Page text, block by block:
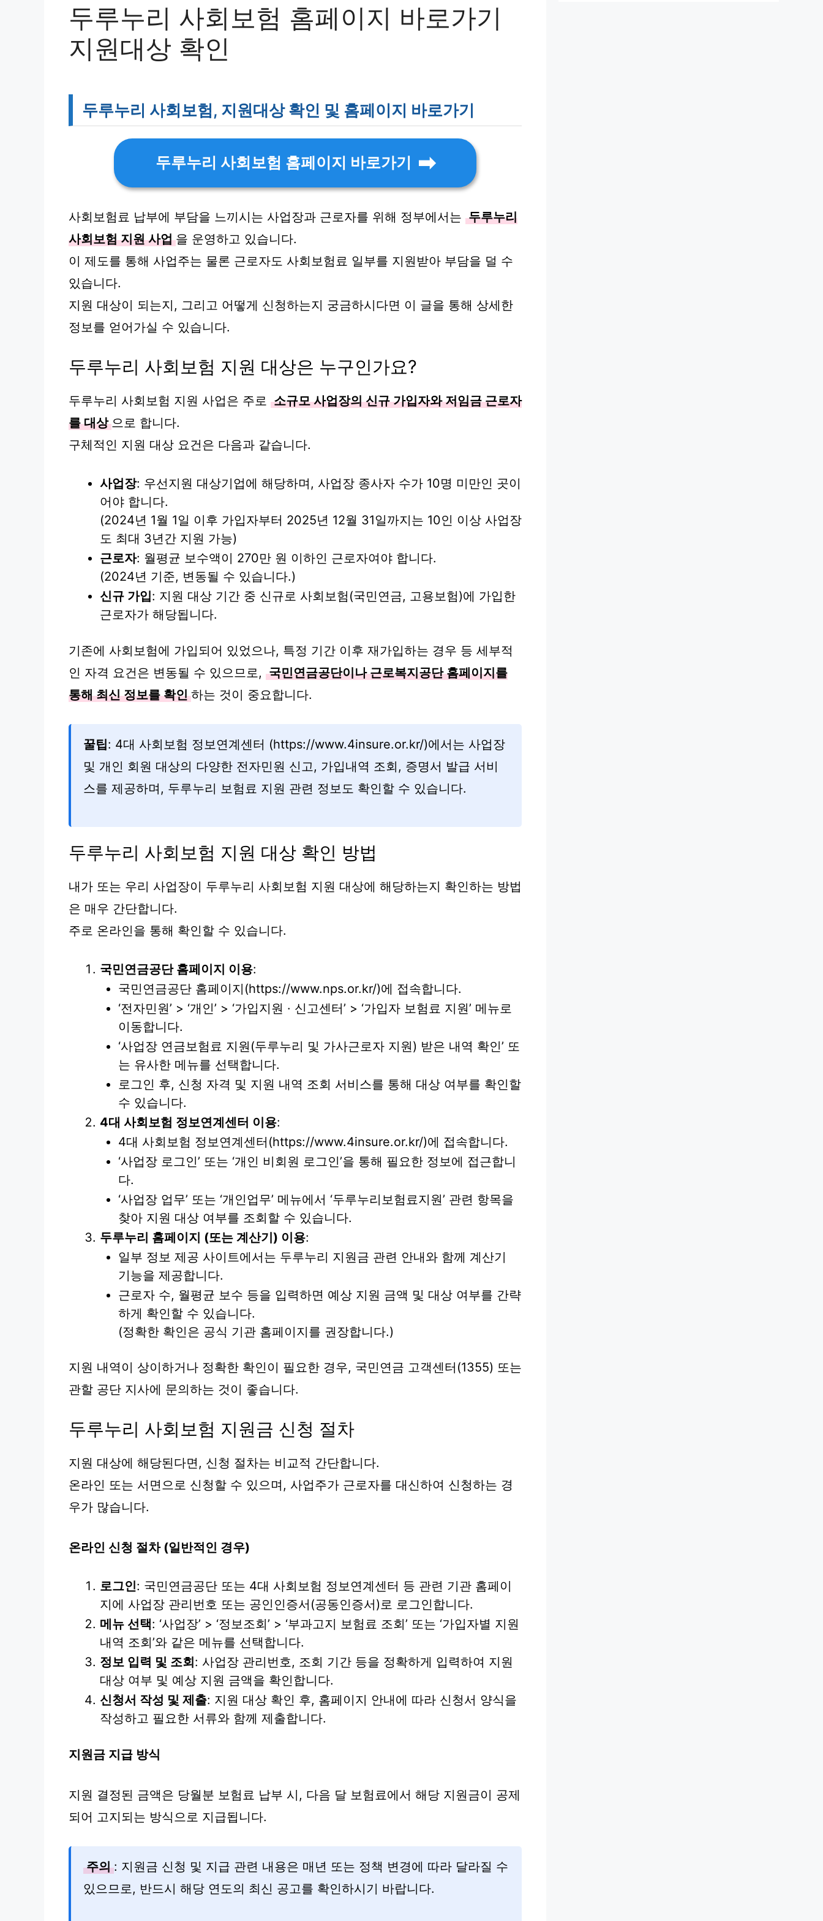
두루누리 사회보험 홈페이지 바로가기
지원대상 확인
두루누리 사회보험, 지원대상 확인 및 홈페이지 바로가기
두루누리 사회보험 홈페이지 바로가기
사회보험료 납부에 부담을 느끼시는 사업장과 근로자를 위해 정부에서는 두루누리
사회보험 지원 사업 을 운영하고 있습니다.
이 제도를 통해 사업주는 물론 근로자도 사회보험료 일부를 지원받아 부담을 덜 수
있습니다.
지원 대상이 되는지, 그리고 어떻게 신청하는지 궁금하시다면 이 글을 통해 상세한
정보를 얻어가실 수 있습니다.
두루누리 사회보험 지원 대상은 누구인가요?
두루누리 사회보험 지원 사업은 주로 소규모 사업장의 신규 가입자와 저임금 근로자
를 대상 으로 합니다.
구체적인 지원 대상 요건은 다음과 같습니다.
사업장: 우선지원 대상기업에 해당하며, 사업장 종사자 수가 10명 미만인 곳이
어야 합니다.
(2024년 1월 1일 이후 가입자부터 2025년 12월 31일까지는 10인 이상 사업장
도 최대 3년간 지원 가능)
근로자: 월평균 보수액이 270만 원 이하인 근로자여야 합니다.
(2024년 기준, 변동될 수 있습니다.)
신규 가입: 지원 대상 기간 중 신규로 사회보험(국민연금, 고용보험)에 가입한
근로자가 해당됩니다.
기존에 사회보험에 가입되어 있었으나, 특정 기간 이후 재가입하는 경우 등 세부적
인 자격 요건은 변동될 수 있으므로, 국민연금공단이나 근로복지공단 홈페이지를
통해 최신 정보를 확인 하는 것이 중요합니다.
꿀팁: 4대 사회보험 정보연계센터 (https://www.4insure.or.kr/)에서는 사업장
및 개인 회원 대상의 다양한 전자민원 신고, 가입내역 조회, 증명서 발급 서비
스를 제공하며, 두루누리 보험료 지원 관련 정보도 확인할 수 있습니다.
두루누리 사회보험 지원 대상 확인 방법
내가 또는 우리 사업장이 두루누리 사회보험 지원 대상에 해당하는지 확인하는 방법
은 매우 간단합니다.
주로 온라인을 통해 확인할 수 있습니다.
국민연금공단 홈페이지 이용:
국민연금공단 홈페이지(https://www.nps.or.kr/)에 접속합니다.
‘전자민원’ > ‘개인’ > ‘가입지원 · 신고센터’ > ‘가입자 보험료 지원’ 메뉴로
이동합니다.
‘사업장 연금보험료 지원(두루누리 및 가사근로자 지원) 받은 내역 확인’ 또
는 유사한 메뉴를 선택합니다.
로그인 후, 신청 자격 및 지원 내역 조회 서비스를 통해 대상 여부를 확인할
수 있습니다.
4대 사회보험 정보연계센터 이용:
4대 사회보험 정보연계센터(https://www.4insure.or.kr/)에 접속합니다.
‘사업장 로그인’ 또는 ‘개인 비회원 로그인’을 통해 필요한 정보에 접근합니
다.
‘사업장 업무’ 또는 ‘개인업무’ 메뉴에서 ‘두루누리보험료지원’ 관련 항목을
찾아 지원 대상 여부를 조회할 수 있습니다.
두루누리 홈페이지 (또는 계산기) 이용:
일부 정보 제공 사이트에서는 두루누리 지원금 관련 안내와 함께 계산기
기능을 제공합니다.
근로자 수, 월평균 보수 등을 입력하면 예상 지원 금액 및 대상 여부를 간략
하게 확인할 수 있습니다.
(정확한 확인은 공식 기관 홈페이지를 권장합니다.)
지원 내역이 상이하거나 정확한 확인이 필요한 경우, 국민연금 고객센터(1355) 또는
관할 공단 지사에 문의하는 것이 좋습니다.
두루누리 사회보험 지원금 신청 절차
지원 대상에 해당된다면, 신청 절차는 비교적 간단합니다.
온라인 또는 서면으로 신청할 수 있으며, 사업주가 근로자를 대신하여 신청하는 경
우가 많습니다.
온라인 신청 절차 (일반적인 경우)
로그인: 국민연금공단 또는 4대 사회보험 정보연계센터 등 관련 기관 홈페이
지에 사업장 관리번호 또는 공인인증서(공동인증서)로 로그인합니다.
메뉴 선택: ‘사업장’ > ‘정보조회’ > ‘부과고지 보험료 조회’ 또는 ‘가입자별 지원
내역 조회’와 같은 메뉴를 선택합니다.
정보 입력 및 조회: 사업장 관리번호, 조회 기간 등을 정확하게 입력하여 지원
대상 여부 및 예상 지원 금액을 확인합니다.
신청서 작성 및 제출: 지원 대상 확인 후, 홈페이지 안내에 따라 신청서 양식을
작성하고 필요한 서류와 함께 제출합니다.
지원금 지급 방식
지원 결정된 금액은 당월분 보험료 납부 시, 다음 달 보험료에서 해당 지원금이 공제
되어 고지되는 방식으로 지급됩니다.
주의 : 지원금 신청 및 지급 관련 내용은 매년 또는 정책 변경에 따라 달라질 수
있으므로, 반드시 해당 연도의 최신 공고를 확인하시기 바랍니다.